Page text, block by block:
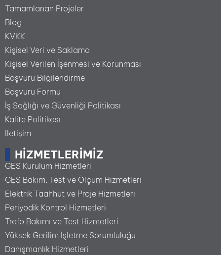
Tamamlanan Projeler
Blog
KVKK
Kişisel Veri ve Saklama
Kişisel Verilen İşenmesi ve Korunması
Başvuru Bilgilendirme
Başvuru Formu
İş Sağlığı ve Güvenliği Politikası
Kalite Politikası
İletişim
HIZMETLERIMIZ
GES Kurulum Hizmetleri
GES Bakım, Test ve Ölçüm Hizmetleri
Elektrik Taahhüt ve Proje Hizmetleri
Periyodik Kontrol Hizmetleri
Trafo Bakımı ve Test Hizmetleri
Yüksek Gerilim İşletme Sorumluluğu
Danışmanlık Hizmetleri